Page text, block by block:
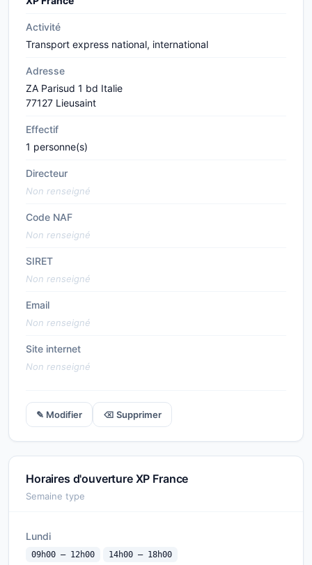
Activité
Transport express national, international
Adresse
ZA Parisud 1 bd Italie
77127 Lieusaint
Effectif
1 personne(s)
Directeur
Non renseigné
Code NAF
Non renseigné
SIRET
Non renseigné
Email
Non renseigné
Site internet
Non renseigné
✎ Modifier ⌫ Supprimer
Horaires d'ouverture XP France
Semaine type
Lundi
09h00 — 12h00 14h00 — 18h00